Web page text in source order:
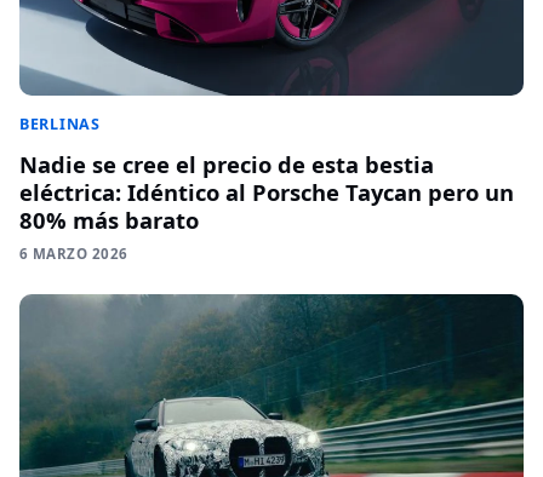
BERLINAS
Nadie se cree el precio de esta bestia
eléctrica: Idéntico al Porsche Taycan pero un
80% más barato
6 MARZO 2026